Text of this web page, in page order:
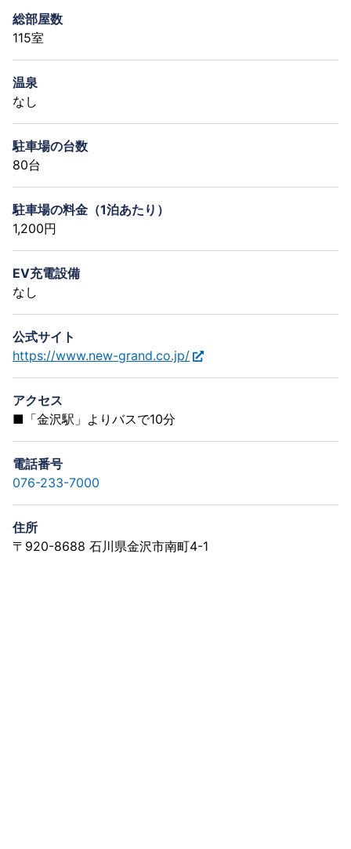
総部屋数
115室
温泉
なし
駐車場の台数
80台
駐車場の料金（1泊あたり）
1,200円
EV充電設備
なし
公式サイト
https://www.new-grand.co.jp/
アクセス
■「金沢駅」よりバスで10分
電話番号
076-233-7000
住所
〒920-8688 石川県金沢市南町4-1